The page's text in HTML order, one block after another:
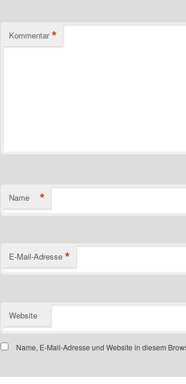
Kommentar *
Name *
E-Mail-Adresse *
Website
Name, E-Mail-Adresse und Website in diesem